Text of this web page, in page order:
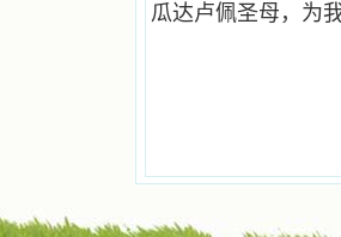
瓜达卢佩圣母，为